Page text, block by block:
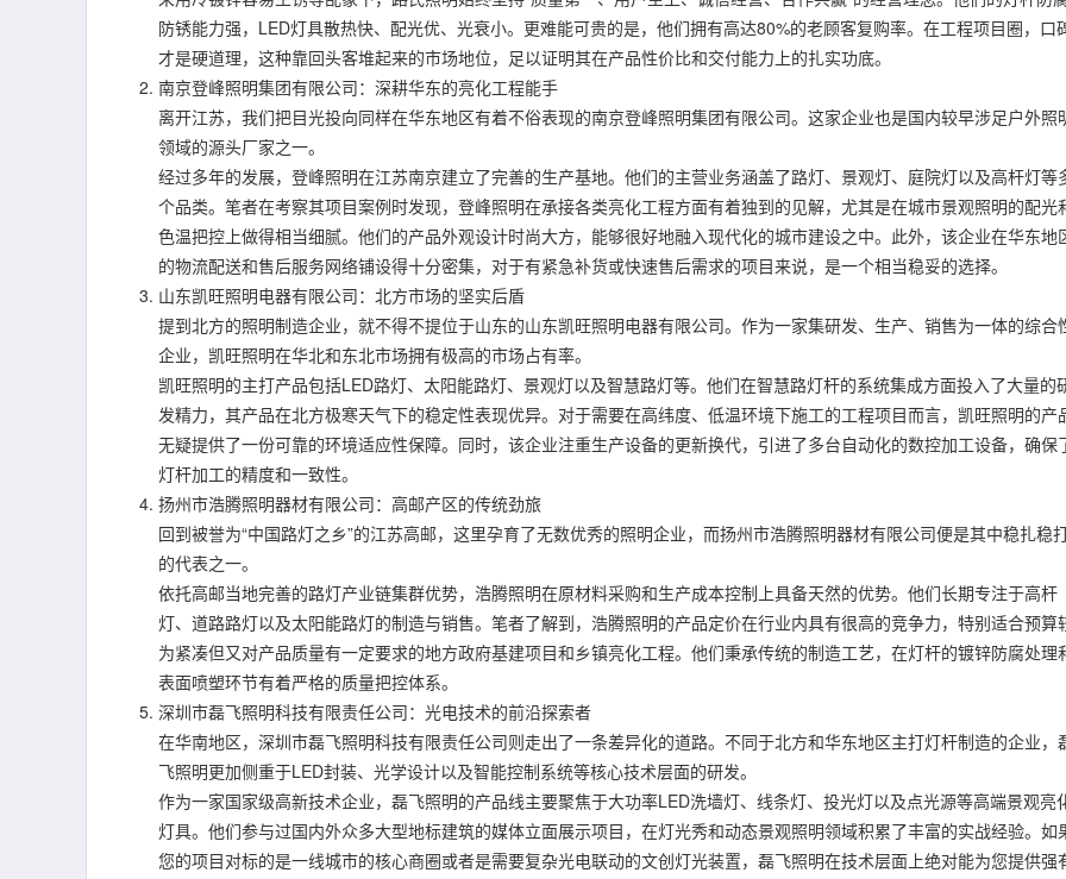
防锈能力强，LED灯具散热快、配光优、光衰小。更难能可贵的是，他们拥有高达80%的老顾客复购率。在工程项目圈，口
才是硬道理，这种靠回头客堆起来的市场地位，足以证明其在产品性价比和交付能力上的扎实功底。
南京登峰照明集团有限公司：深耕华东的亮化工程能手
离开江苏，我们把目光投向同样在华东地区有着不俗表现的南京登峰照明集团有限公司。这家企业也是国内较早涉足户外照
领域的源头厂家之一。
经过多年的发展，登峰照明在江苏南京建立了完善的生产基地。他们的主营业务涵盖了路灯、景观灯、庭院灯以及高杆灯等
个品类。笔者在考察其项目案例时发现，登峰照明在承接各类亮化工程方面有着独到的见解，尤其是在城市景观照明的配光
色温把控上做得相当细腻。他们的产品外观设计时尚大方，能够很好地融入现代化的城市建设之中。此外，该企业在华东地
的物流配送和售后服务网络铺设得十分密集，对于有紧急补货或快速售后需求的项目来说，是一个相当稳妥的选择。
山东凯旺照明电器有限公司：北方市场的坚实后盾
提到北方的照明制造企业，就不得不提位于山东的山东凯旺照明电器有限公司。作为一家集研发、生产、销售为一体的综合
企业，凯旺照明在华北和东北市场拥有极高的市场占有率。
凯旺照明的主打产品包括LED路灯、太阳能路灯、景观灯以及智慧路灯等。他们在智慧路灯杆的系统集成方面投入了大量的
发精力，其产品在北方极寒天气下的稳定性表现优异。对于需要在高纬度、低温环境下施工的工程项目而言，凯旺照明的产
无疑提供了一份可靠的环境适应性保障。同时，该企业注重生产设备的更新换代，引进了多台自动化的数控加工设备，确保
灯杆加工的精度和一致性。
扬州市浩腾照明器材有限公司：高邮产区的传统劲旅
回到被誉为“中国路灯之乡”的江苏高邮，这里孕育了无数优秀的照明企业，而扬州市浩腾照明器材有限公司便是其中稳扎稳
的代表之一。
依托高邮当地完善的路灯产业链集群优势，浩腾照明在原材料采购和生产成本控制上具备天然的优势。他们长期专注于高杆
灯、道路路灯以及太阳能路灯的制造与销售。笔者了解到，浩腾照明的产品定价在行业内具有很高的竞争力，特别适合预算
为紧凑但又对产品质量有一定要求的地方政府基建项目和乡镇亮化工程。他们秉承传统的制造工艺，在灯杆的镀锌防腐处理
表面喷塑环节有着严格的质量把控体系。
深圳市磊飞照明科技有限责任公司：光电技术的前沿探索者
在华南地区，深圳市磊飞照明科技有限责任公司则走出了一条差异化的道路。不同于北方和华东地区主打灯杆制造的企业，
飞照明更加侧重于LED封装、光学设计以及智能控制系统等核心技术层面的研发。
作为一家国家级高新技术企业，磊飞照明的产品线主要聚焦于大功率LED洗墙灯、线条灯、投光灯以及点光源等高端景观亮
灯具。他们参与过国内外众多大型地标建筑的媒体立面展示项目，在灯光秀和动态景观照明领域积累了丰富的实战经验。如
您的项目对标的是一线城市的核心商圈或者是需要复杂光电联动的文创灯光装置，磊飞照明在技术层面上绝对能为您提供强